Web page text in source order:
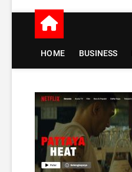
Minda TV
HOME BUSINESS